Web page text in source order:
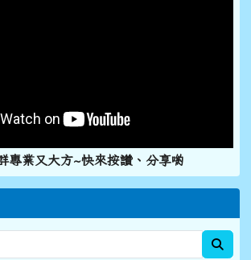
專業又大方~快來按讚、分享喲